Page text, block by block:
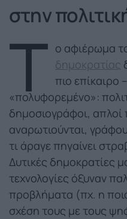
στην
Τ ο αφιέρωμα
δημοκρατίας
πιο επίκαιρο
«πολυφορεμένο»:
δημοσιογράφοι, απλοί
αναρωτιούνται,
τι άραγε πηγαίνει
Δυτικές δημοκρατίες
τεχνολογίες όξυναν
προβλήματα (πχ. η
σχέση τους με τους